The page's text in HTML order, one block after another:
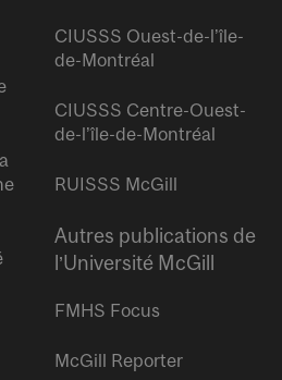
CIUSSS Ouest-de-l’île-
de-Montréal
CIUSSS Centre-Ouest-
de-l’île-de-Montréal
RUISSS McGill
Autres publications de
l’Université McGill
FMHS Focus
McGill Reporter